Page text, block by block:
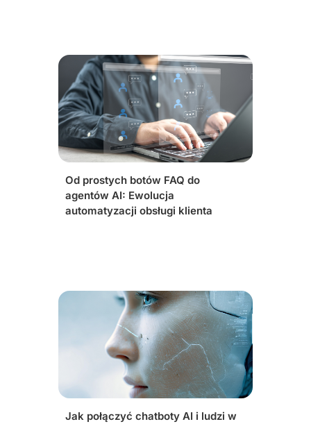
Od prostych botów FAQ do
agentów AI: Ewolucja
automatyzacji obsługi klienta
Jak połączyć chatboty AI i ludzi w